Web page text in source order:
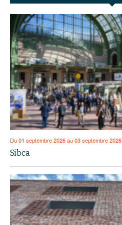
Du 01 septembre 2026 au 03 septembre 2026
Sibca